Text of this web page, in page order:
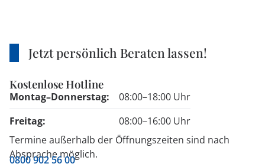
Jetzt persönlich Beraten lassen!
Kostenlose Hotline
Montag–Donnerstag:
08:00–18:00 Uhr
Freitag:
08:00–16:00 Uhr
Termine außerhalb der Öffnungszeiten sind nach
Absprache möglich.
0800 902 56 00